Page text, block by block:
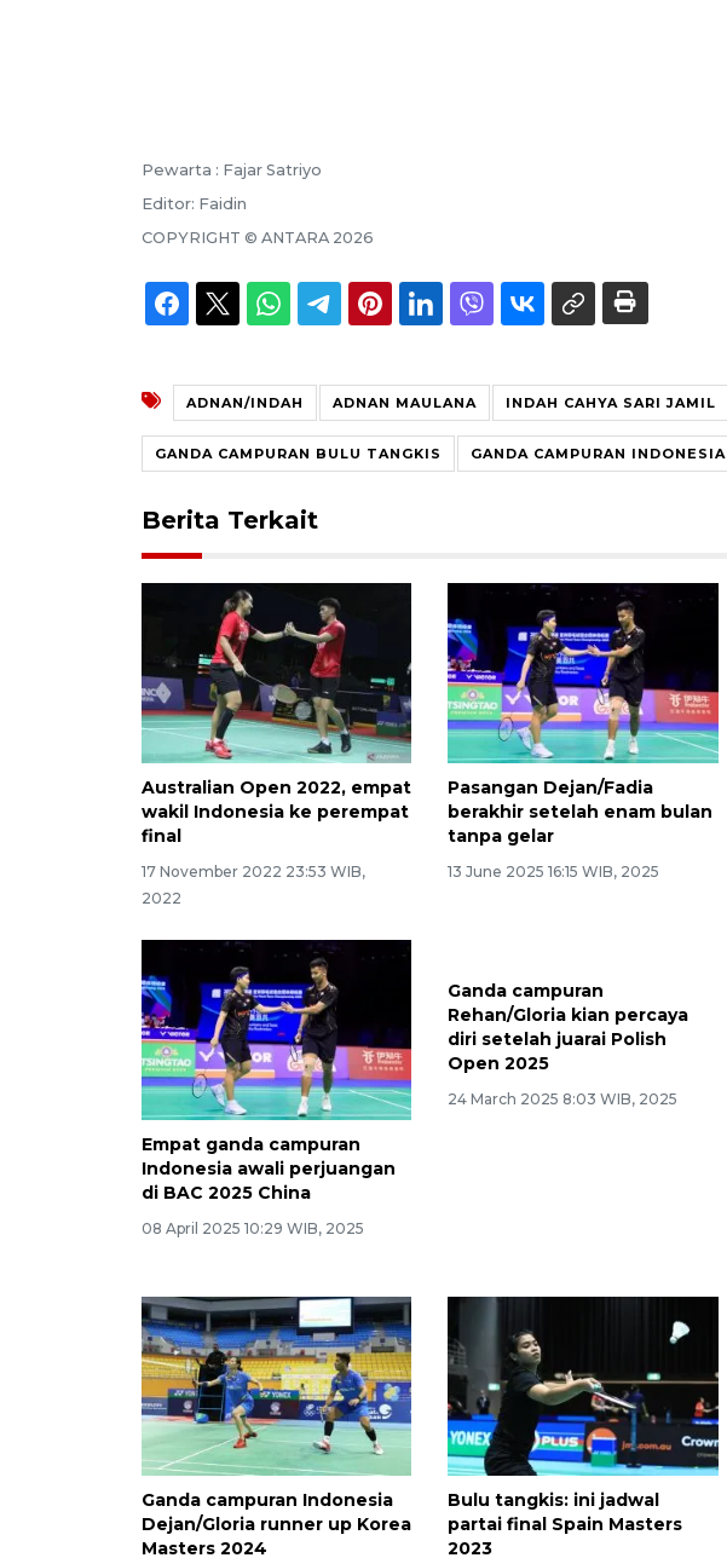
Pewarta : Fajar Satriyo
Editor: Faidin
COPYRIGHT © ANTARA 2026
ADNAN/INDAH ADNAN MAULANA INDAH CAHYA SARI JAMIL
GANDA CAMPURAN BULU TANGKIS GANDA CAMPURAN INDONESIA
Berita Terkait
Australian Open 2022, empat
wakil Indonesia ke perempat
final
17 November 2022 23:53 WIB,
2022
Pasangan Dejan/Fadia
berakhir setelah enam bulan
tanpa gelar
13 June 2025 16:15 WIB, 2025
Empat ganda campuran
Indonesia awali perjuangan
di BAC 2025 China
08 April 2025 10:29 WIB, 2025
Ganda campuran
Rehan/Gloria kian percaya
diri setelah juarai Polish
Open 2025
24 March 2025 8:03 WIB, 2025
Ganda campuran Indonesia
Dejan/Gloria runner up Korea
Masters 2024
Bulu tangkis: ini jadwal
partai final Spain Masters
2023